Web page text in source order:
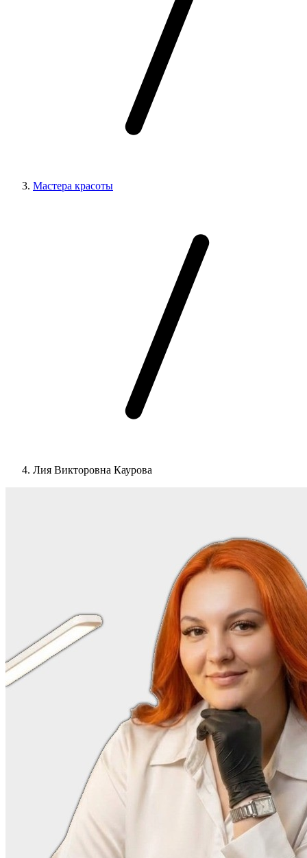
Мастера красоты
Лия Викторовна Каурова